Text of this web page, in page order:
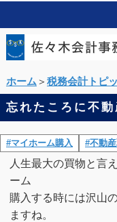
ホーム＞ 税務会計トピ
忘れたころに不動
#マイホーム購入 #不動
人生最大の買物と言
ーム
購入する時には沢山
ますね。